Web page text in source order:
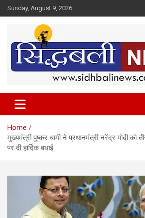
Skip
to
Sunday, August 9, 2026
Sidhbali News
Home
मुख्यमंत्री पुष्कर धामी ने प्रधानमंत्री नरेंद्र मोदी को
पर दी हार्दिक बधाई